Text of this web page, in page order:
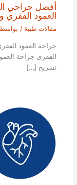
أفضل جراحي
العمود الفقري
مقالات طبية /
جراحة العمود
الفقري جراحة
تشريح […]